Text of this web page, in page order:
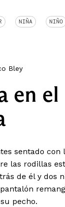
NIÑA NIÑO
Bley
en
sentado con
las rodillas
de él y dos
pecho.